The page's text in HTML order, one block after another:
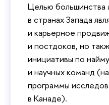
Целью большинства
в странах Запада
и карьерное
и постдоков, но
инициативы по
и научных команд
программы
в Канаде).